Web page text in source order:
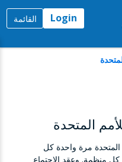
Login القائمة
المتحدة
المتحدة مرة واحدة كل
منظمة. وعقد الاجتماع